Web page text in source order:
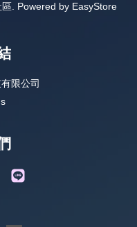
. Powered by EasyStore
限公司